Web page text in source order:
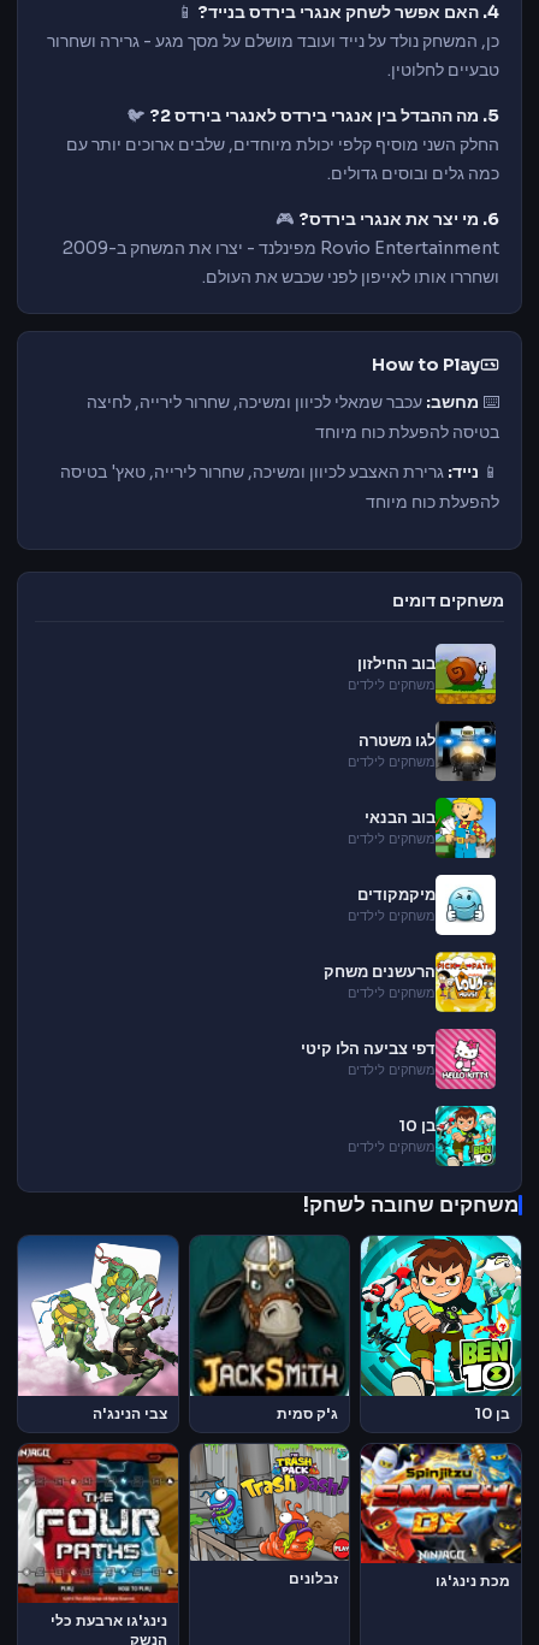
4. האם אפשר לשחק אנגרי בירדס בנייד?
📱
כן, המשחק נולד על נייד ועובד מושלם על מסך מגע - גרירה ושחרור
טבעיים לחלוטין.
5. מה ההבדל בין אנגרי בירדס לאנגרי בירדס 2?
🐦
החלק השני מוסיף קלפי יכולת מיוחדים, שלבים ארוכים יותר עם
כמה גלים ובוסים גדולים.
6. מי יצר את אנגרי בירדס?
🎮
Rovio Entertainment מפינלנד - יצרו את המשחק ב-2009
ושחררו אותו לאייפון לפני שכבש את העולם.
How to Play
⌨️ מחשב: עכבר שמאלי לכיוון ומשיכה, שחרור לירייה, לחיצה
בטיסה להפעלת כוח מיוחד
📱 נייד: גרירת האצבע לכיוון ומשיכה, שחרור לירייה, טאץ' בטיסה
להפעלת כוח מיוחד
משחקים דומים
בוב החילזון
משחקים לילדים
לגו משטרה
משחקים לילדים
בוב הבנאי
משחקים לילדים
מיקמקודים
משחקים לילדים
הרעשנים משחק
משחקים לילדים
דפי צביעה הלו קיטי
משחקים לילדים
בן 10
משחקים לילדים
משחקים שחובה לשחק!
בן 10 ג'ק סמית צבי הנינג'ה
מכת נינג'גו זבלונים
נינג'גו ארבעת כלי
הנשק